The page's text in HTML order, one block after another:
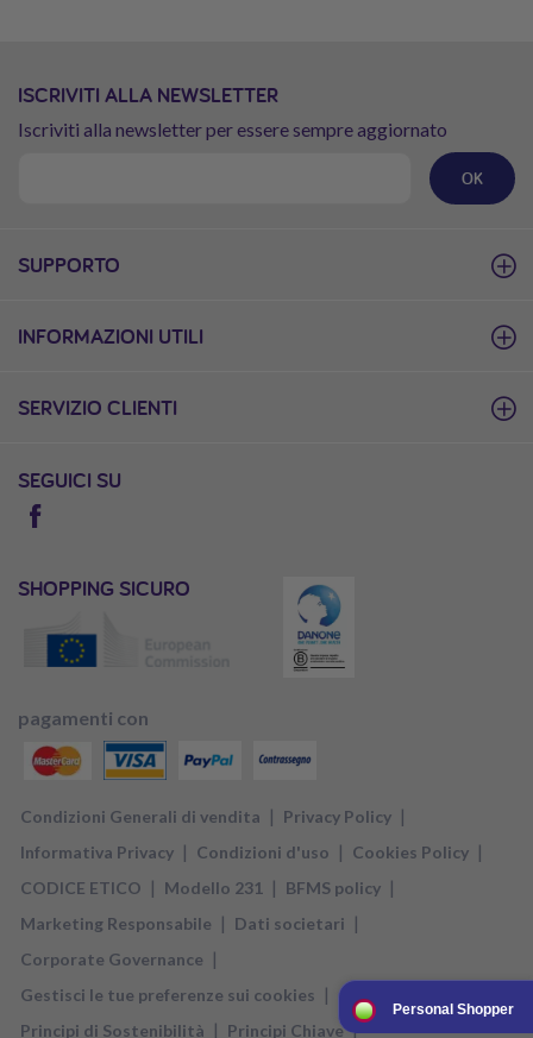
Personal Shopper
ISCRIVITI ALLA NEWSLETTER
Iscriviti alla newsletter per essere sempre aggiornato
OK
SUPPORTO
INFORMAZIONI UTILI
SERVIZIO CLIENTI
SEGUICI SU
SHOPPING SICURO
pagamenti con
Condizioni Generali di vendita | Privacy Policy |
Informativa Privacy | Condizioni d'uso | Cookies Policy |
CODICE ETICO | Modello 231 | BFMS policy |
Marketing Responsabile | Dati societari |
Corporate Governance |
Gestisci le tue preferenze sui cookies |
Principi di Sostenibilità | Principi Chiave |